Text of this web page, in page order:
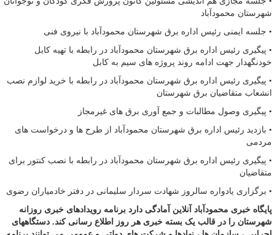
شهرستان محمودآباد
• جلسه ایمنی رئیس اداره برق شهرستان محمودآباد با نیروی فنی
• پیگیری رئیس اداره برق شهرستان محمودآباد در رابطه با تهیه کابل
خودنگهدار جهت ادامه روند پروژه های سیم به کابل
• پیگیری رئیس اداره برق شهرستان محمودآباد در رابطه با خرید لوازم نصب
انشعاب متقاضیان‌ برق شهرستان
• پیگیری وصول مطالبات و جمع آوری ‌برق های غیرمجاز
• بازدید رئیس اداره برق شهرستان محمودآباد از طرح ها و درخواست های
مردمی
• پیگیری رئیس اداره برق شهرستان محمودآباد در رابطه با نصب کنتور برای
متقاضیان
• برگزاری یادواره سالروز شهادت سردار سلیمانی در دفتر خادمیاران رضوی
پایگاه خبری محمودآباد آنلاین آمادگی دارد برنامه رویدادهای خبری روزانه
شهرستان را در قالب یک بسته خبری هر روز اطلاع رسانی کند. دستگاههای